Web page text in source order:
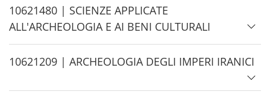
e
H
i
d
e
10621480 | SCIENZE APPLICATE
ALL'ARCHEOLOGIA E AI BENI CULTURALI
H
d
10621209 | ARCHEOLOGIA DEGLI IMPERI IRANICI